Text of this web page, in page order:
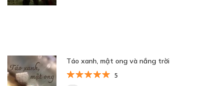
Táo xanh, mật ong và nắng trời
5